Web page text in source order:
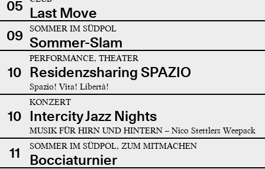
05 Last Move
09
SOMMER IM SÜDPOL
Sommer-Slam
10
PERFORMANCE, THEATER
Residenzsharing SPAZIO
Spazio! Vita! Libertà!
10
KONZERT
Intercity Jazz Nights
MUSIK FÜR HIRN UND HINTERN – Nico Stettlers Weepack
11 SOMMER IM SÜDPOL, ZUM MITMACHEN
Bocciaturnier